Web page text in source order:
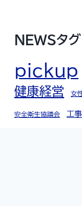
NEWSタグ
pickup
健康経営
女
安全衛生協議会 工